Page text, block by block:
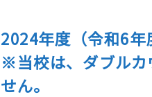
2024年度（令和6年
※当校は、ダブルカ
せん。